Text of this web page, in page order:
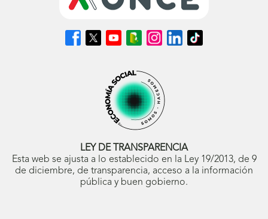
Síguenos
en
Síguenos
en
ventana
nueva)
Síguenos
en
abrirá
en
ventana
nueva)
Síguenos
en
Blog
ONCE
(se
abrirá
en
ventana
Síguenos
en
abrirá
en
ventana
nueva)
Síguenos
en
Síguenos
en
LEY DE TRANSPARENCIA
Esta web se ajusta a lo establecido en la Ley 19/2013, de 9
de diciembre, de transparencia, acceso a la información
pública y buen gobierno.